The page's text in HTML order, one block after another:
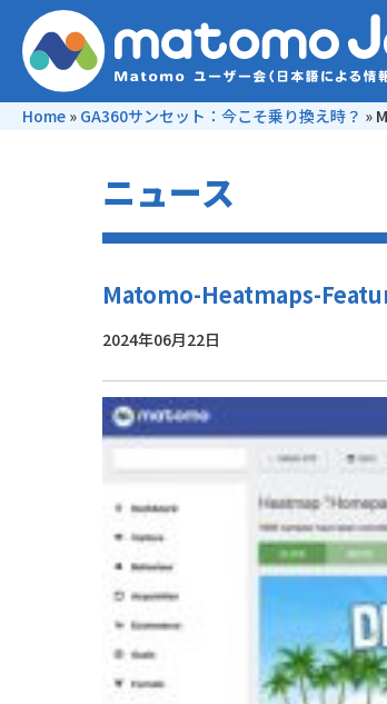
Home » GA360サンセット：今こそ乗り換え時？ »
ニュース
Matomo-Heatmaps-
2024年06月22日